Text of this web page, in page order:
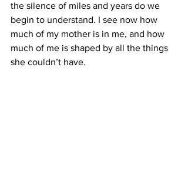
the silence of miles and years do we
begin to understand. I see now how
much of my mother is in me, and how
much of me is shaped by all the things
she couldn’t have.